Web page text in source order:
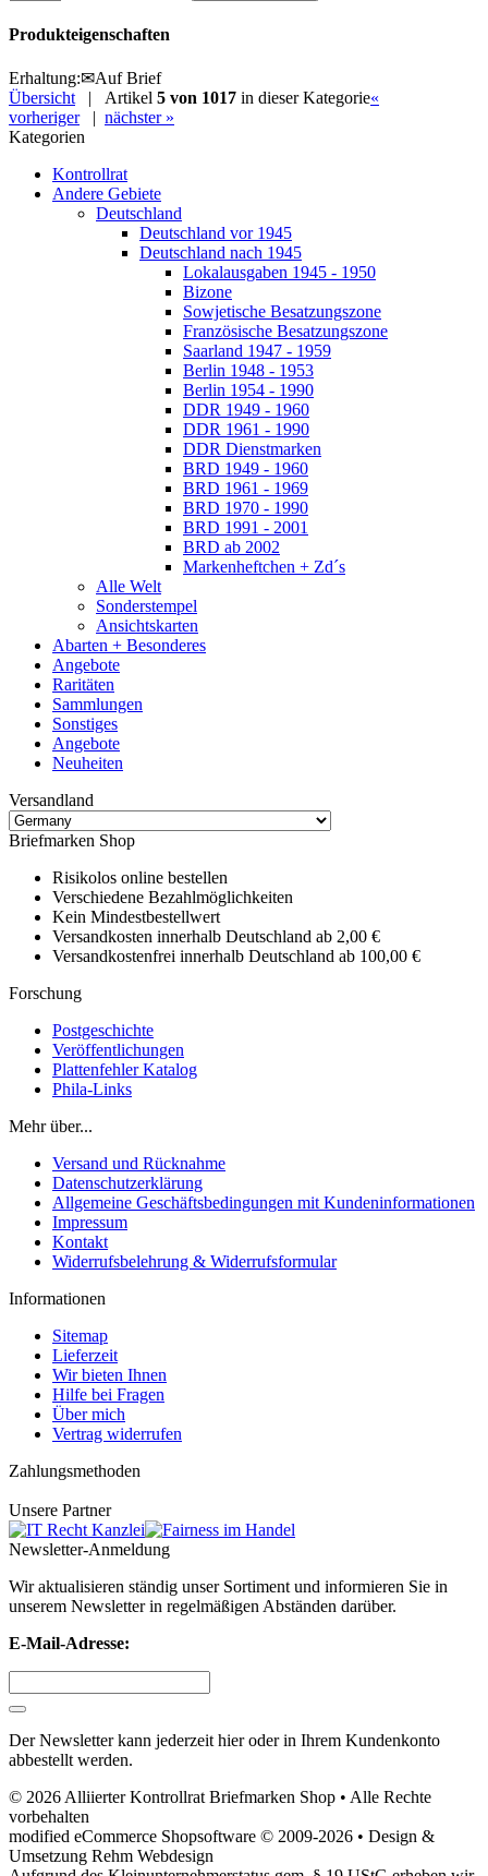
Produkteigenschaften
Erhaltung:✉Auf Brief
Übersicht | Artikel 5 von 1017 in dieser Kategorie«
vorheriger| nächster »
Kategorien
Kontrollrat
Andere Gebiete
Deutschland
Deutschland vor 1945
Deutschland nach 1945
Lokalausgaben 1945 - 1950
Bizone
Sowjetische Besatzungszone
Französische Besatzungszone
Saarland 1947 - 1959
Berlin 1948 - 1953
Berlin 1954 - 1990
DDR 1949 - 1960
DDR 1961 - 1990
DDR Dienstmarken
BRD 1949 - 1960
BRD 1961 - 1969
BRD 1970 - 1990
BRD 1991 - 2001
BRD ab 2002
Markenheftchen + Zd´s
Alle Welt
Sonderstempel
Ansichtskarten
Abarten + Besonderes
Angebote
Raritäten
Sammlungen
Sonstiges
Angebote
Neuheiten
Versandland
Briefmarken Shop
Risikolos online bestellen
Verschiedene Bezahlmöglichkeiten
Kein Mindestbestellwert
Versandkosten innerhalb Deutschland ab 2,00 €
Versandkostenfrei innerhalb Deutschland ab 100,00 €
Forschung
Postgeschichte
Veröffentlichungen
Plattenfehler Katalog
Phila-Links
Mehr über...
Versand und Rücknahme
Datenschutzerklärung
Allgemeine Geschäftsbedingungen mit Kundeninformationen
Impressum
Kontakt
Widerrufsbelehrung & Widerrufsformular
Informationen
Sitemap
Lieferzeit
Wir bieten Ihnen
Hilfe bei Fragen
Über mich
Vertrag widerrufen
Zahlungsmethoden
Unsere Partner
Newsletter-Anmeldung
Wir aktualisieren ständig unser Sortiment und informieren Sie in
unserem Newsletter in regelmäßigen Abständen darüber.
E-Mail-Adresse:
Der Newsletter kann jederzeit hier oder in Ihrem Kundenkonto
abbestellt werden.
© 2026 Alliierter Kontrollrat Briefmarken Shop • Alle Rechte
vorbehalten
modified eCommerce Shopsoftware © 2009-2026 • Design &
Umsetzung Rehm Webdesign